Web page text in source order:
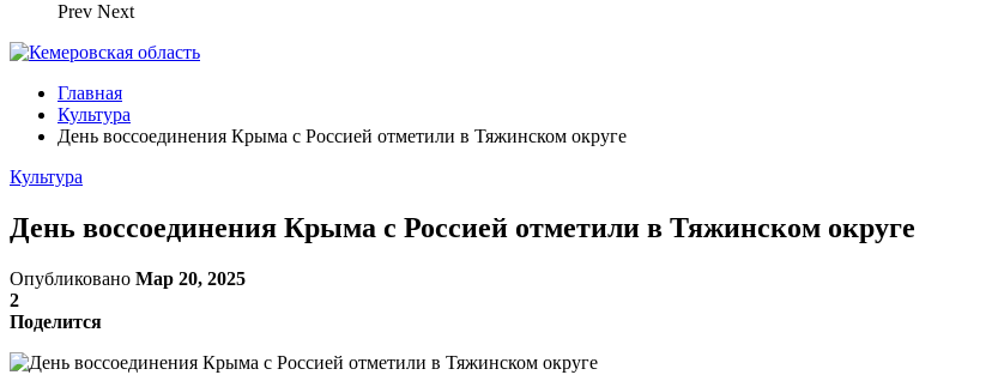
Prev Next
Главная
Культура
День воссоединения Крыма с Россией отметили в Тяжинском округе
Культура
День воссоединения Крыма с Россией отметили в Тяжинском округе
Опубликовано Мар 20, 2025
2
Поделится